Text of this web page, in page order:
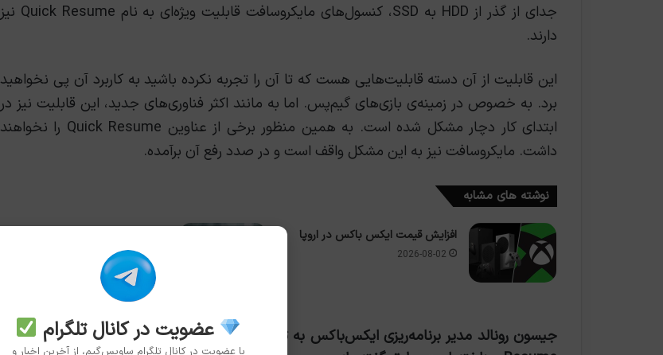
جدای از گذر از HDD به SSD، کنسول‌های مایکروسافت قابلیت ویژه‌ای به نام Quick Resume نیز
دارند.
این قابلیت از آن دسته قابلیت‌هایی هست که تا آن را تجربه نکرده باشید به کاربرد آن پی نخواهید
برد. به خصوص در زمینه‌ی بازی‌های گیم‌پس. اما به مانند اکثر فناوری‌های جدید، این قابلیت نیز در
ابتدای کار دچار مشکل شده است. به همین منظور برخی از عناوين Quick Resume را نخواهند
داشت. مایکروسافت نیز به این مشکل واقف است و در صدد رفع آن برآمده.
نوشته های مشابه
افزایش قیمت ایکس باکس در اروپا
2026-08-02
۲۰۲۶)
2026-07-30
جیسون رونالد مدیر برنامه‌ریزی ایکس‌باکس به تازگی و در صحبت با آقای میجور نلسون به Quick عضویت در کانال تلگرام
با عضویت در کانال تلگرام ساویس‌گیم، از آخرین اخبار و